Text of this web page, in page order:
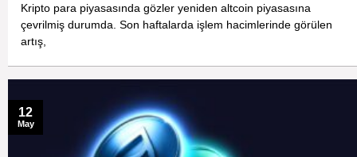
Kripto para piyasasında gözler yeniden altcoin piyasasına
çevrilmiş durumda. Son haftalarda işlem hacimlerinde görülen
artış,
12
May